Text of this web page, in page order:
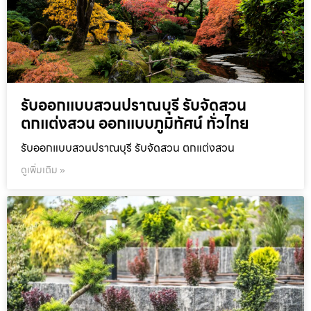
รับออกแบบสวนปราณบุรี รับจัดสวน
ตกแต่งสวน ออกแบบภูมิทัศน์ ทั่วไทย
รับออกแบบสวนปราณบุรี รับจัดสวน ตกแต่งสวน
ดูเพิ่มเติม »